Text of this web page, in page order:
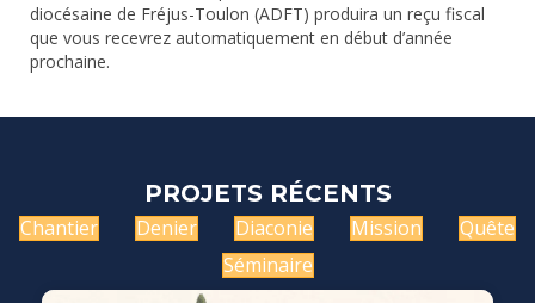
diocésaine de Fréjus-Toulon (ADFT) produira un reçu fiscal
que vous recevrez automatiquement en début d’année
prochaine.
PROJETS RÉCENTS
Chantier Denier Diaconie Mission
Quête
Séminaire